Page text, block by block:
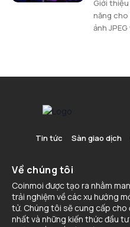
Giới
năng cho
ảnh
Tin tức Sàn giao dịch
Về chúng tôi
Coinmoi được tạo ra nhằm
trải nghiệm về các xu hướng
tử. Chúng tôi sẽ cung cấp
nhất và những kiến thức đầu